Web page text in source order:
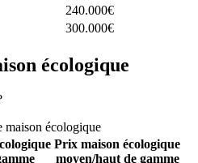
240.000€
300.000€
écologique
maison écologique
Prix maison écologique
moyen/haut de gamme